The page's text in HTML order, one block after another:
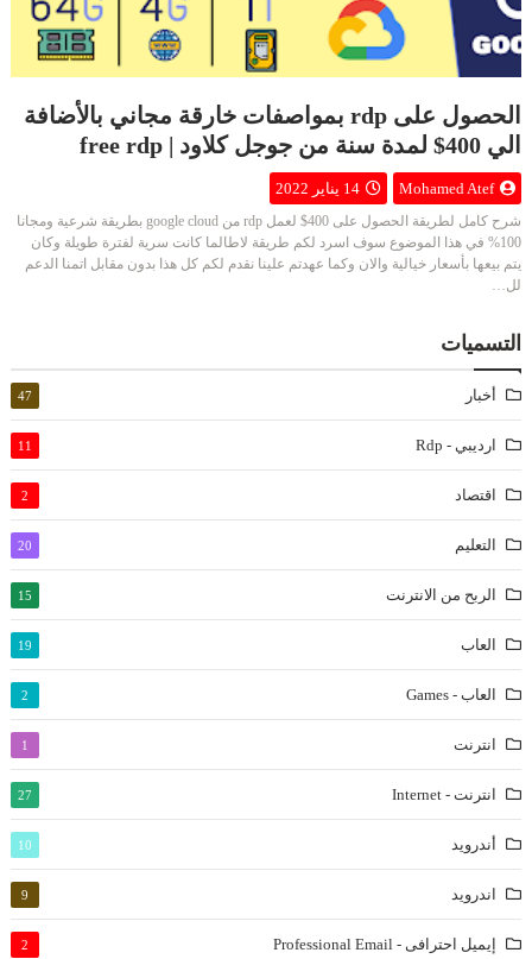
الحصول على rdp بمواصفات خارقة مجاني بالأضافة
الي 400$ لمدة سنة من جوجل كلاود | free rdp
Mohamed Atef 14 يناير 2022
شرح كامل لطريقة الحصول على 400$ لعمل rdp من google cloud بطريقة شرعية ومجانا
100% في هذا الموضوع سوف اسرد لكم طريقة لاطالما كانت سرية لفترة طويلة وكان
يتم بيعها بأسعار خيالية والان وكما عهدتم علينا نقدم لكم كل هذا بدون مقابل اتمنا الدعم
لل…
التسميات
أخبار 47
ارديبي - Rdp 11
اقتصاد 2
التعليم 20
الربح من الانترنت 15
العاب 19
العاب - Games 2
انترنت 1
انترنت - Internet 27
أندرويد 10
اندرويد 9
إيميل احترافى - Professional Email 2